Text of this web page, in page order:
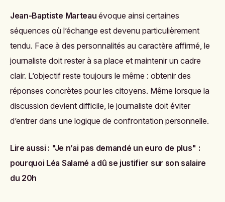
Jean-Baptiste Marteau évoque ainsi certaines
séquences où l’échange est devenu particulièrement
tendu. Face à des personnalités au caractère affirmé, le
journaliste doit rester à sa place et maintenir un cadre
clair. L’objectif reste toujours le même : obtenir des
réponses concrètes pour les citoyens. Même lorsque la
discussion devient difficile, le journaliste doit éviter
d’entrer dans une logique de confrontation personnelle.
Lire aussi : "Je n’ai pas demandé un euro de plus" :
pourquoi Léa Salamé a dû se justifier sur son salaire
du 20h